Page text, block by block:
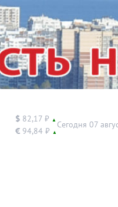
$ 82,17 ₽ ▲
€ 94,84 ₽ ▲
Сегодня 07